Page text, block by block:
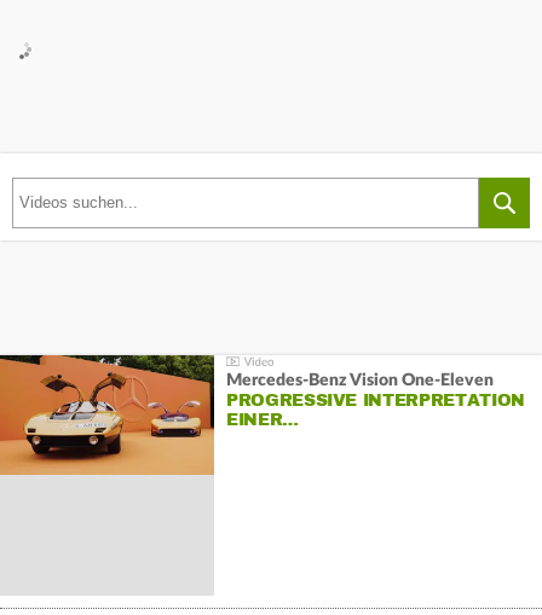
Mercedes-Benz Vision One-Eleven
PROGRESSIVE INTERPRETATION
EINER…